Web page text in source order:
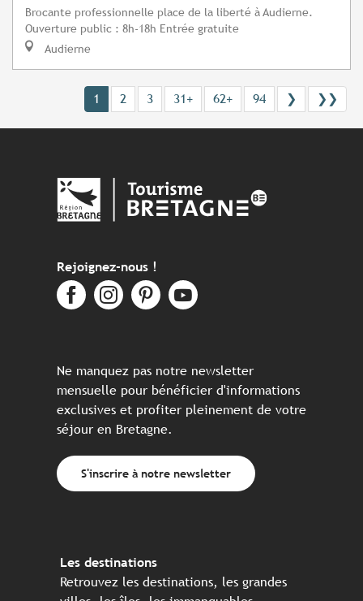
Brocante professionnelle place de la liberté à Audierne.
Ouverture public : 8h-18h Entrée gratuite
Audierne
1 2 3 31+ 62+ 94 ❯ ❯❯
Rejoignez-nous !
Ne manquez pas notre newsletter
mensuelle pour bénéficier d'informations
exclusives et profiter pleinement de votre
séjour en Bretagne.
S'inscrire à notre newsletter
Les destinations
Retrouvez les destinations, les grandes